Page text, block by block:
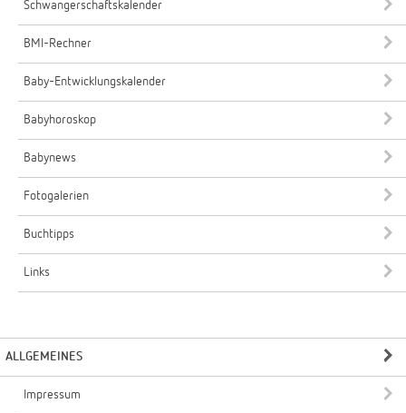
Schwangerschaftskalender
BMI-Rechner
Baby-Entwicklungskalender
Babyhoroskop
Babynews
Fotogalerien
Buchtipps
Links
ALLGEMEINES
Impressum